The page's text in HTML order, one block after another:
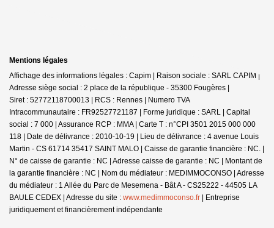
Mentions légales
Affichage des informations légales : Capim | Raison sociale : SARL CAPIM |
Adresse siège social : 2 place de la république - 35300 Fougères |
Siret : 52772118700013 | RCS : Rennes | Numero TVA
Intracommunautaire : FR92527721187 | Forme juridique : SARL | Capital
social : 7 000 | Assurance RCP : MMA | Carte T : n°CPI 3501 2015 000 000
118 | Date de délivrance : 2010-10-19 | Lieu de délivrance : 4 avenue Louis
Martin - CS 61714 35417 SAINT MALO | Caisse de garantie financière : NC. |
N° de caisse de garantie : NC | Adresse caisse de garantie : NC | Montant de
la garantie financière : NC | Nom du médiateur : MEDIMMOCONSO | Adresse
du médiateur : 1 Allée du Parc de Mesemena - Bât A - CS25222 - 44505 LA
BAULE CEDEX | Adresse du site : www.medimmoconso.fr | Entreprise
juridiquement et financièrement indépendante